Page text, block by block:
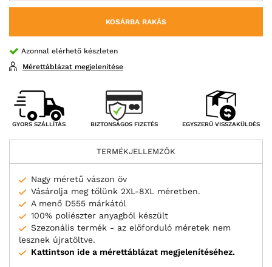
KOSÁRBA RAKÁS
Azonnal elérhető készleten
Mérettáblázat megjelenítése
GYORS SZÁLLÍTÁS BIZTONSÁGOS FIZETÉS EGYSZERŰ VISSZAKÜLDÉS
TERMÉKJELLEMZŐK
Nagy méretű vászon öv
Vásárolja meg tőlünk 2XL-8XL méretben.
A menő D555 márkától
100% poliészter anyagból készült
Szezonális termék - az előforduló méretek nem
lesznek újratöltve.
Kattintson ide a mérettáblázat megjelenítéséhez.